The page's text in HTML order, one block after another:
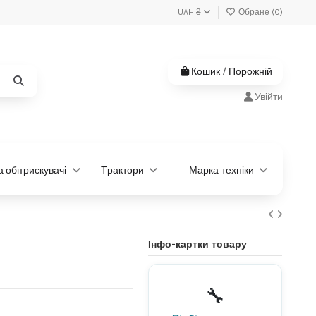
UAH ₴ Обране (0)
Кошик / Порожній
Увійти
обприскувачі Трактори Марка техніки
Інфо-картки товару
🔧
потрібна?
Підберемо за моделлю або